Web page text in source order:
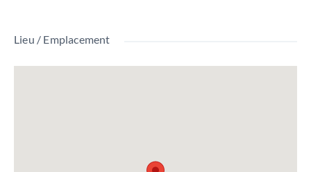
Lieu / Emplacement